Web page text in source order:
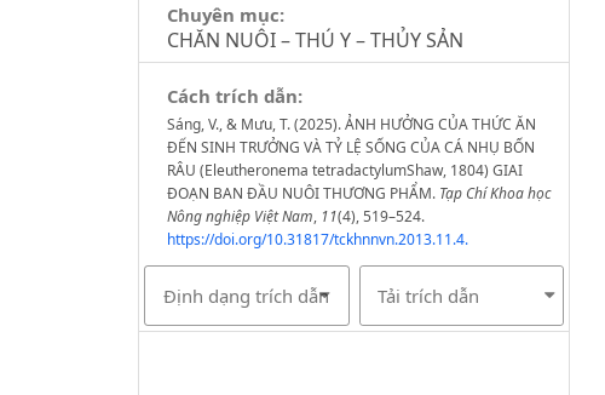
Chuyên mục:
CHĂN NUÔI – THÚ Y – THỦY SẢN
Cách trích dẫn:
Sáng, V., & Mưu, T. (2025). ẢNH HƯỞNG CỦA THỨC ĂN
ĐẾN SINH TRƯỞNG VÀ TỶ LỆ SỐNG CỦA CÁ NHỤ BỐN
RÂU (Eleutheronema tetradactylumShaw, 1804) GIAI
ĐOẠN BAN ĐẦU NUÔI THƯƠNG PHẨM. Tạp Chí Khoa học
Nông nghiệp Việt Nam, 11(4), 519–524.
https://doi.org/10.31817/tckhnnvn.2013.11.4.
Định dạng trích dẫn Tải trích dẫn